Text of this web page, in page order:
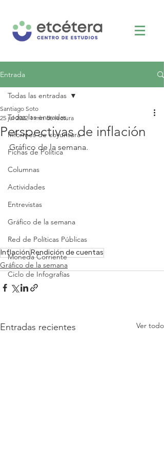
Entrada
Todas las entradas
Informes de coyuntura
Fichas de Política
Columnas
Actividades
Entrevistas
Gráfico de la semana
Red de Políticas Públicas
Moneda Corriente
Ciclo de Infografías
Todas las entradas
Perspectivas de inflación
Santiago Soto
25 jul 2022 1 min de lectura
Gráfico de la semana.
Inflación Rendición de cuentas
Gráfico de la semana
Entradas recientes Ver todo